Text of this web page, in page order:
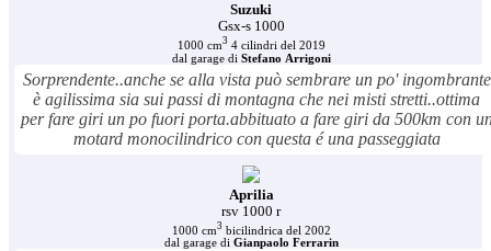
Suzuki
Gsx-s 1000
1000 cm3 4 cilindri del 2019
dal garage di Stefano Arrigoni
Sorprendente..anche se alla vista può sembrare un po' ingombrante
è agilissima sia sui passi di montagna che nei misti stretti..ottima
per fare giri un po fuori porta.abbituato a fare giri da 500km con
motard monocilindrico con questa é una passeggiata
Aprilia
rsv 1000 r
1000 cm3 bicilindrica del 2002
dal garage di Gianpaolo Ferrarin